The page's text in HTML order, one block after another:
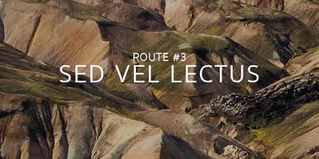
ROUTE #3
SED VEL LECTUS